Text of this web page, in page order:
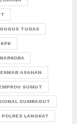
GUGUS TUGAS
KPK
NARKOBA
ASAHAN
SUMUT
SUMBAGUT
POLRES LANGKAT